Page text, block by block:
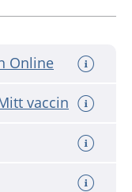
Online
vaccin